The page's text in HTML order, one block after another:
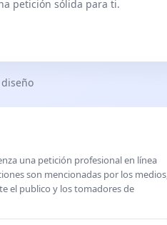
petición sólida para ti.
una petición profesional en línea
son mencionadas por los medios,
el publico y los tomadores de